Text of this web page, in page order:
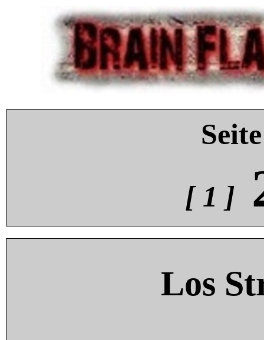
[ 1 ]
Los